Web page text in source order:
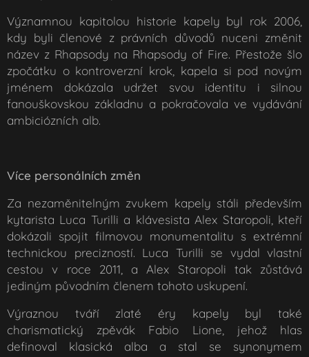
Významnou kapitolou historie kapely byl rok 2006,
kdy byli členové z právních důvodů nuceni změnit
název z Rhapsody na Rhapsody of Fire. Přestože šlo
zpočátku o kontroverzní krok, kapela si pod novým
jménem dokázala udržet svou identitu i silnou
fanouškovskou základnu a pokračovala ve vydávání
ambiciózních alb.
Více personálních změn
Za nezaměnitelným zvukem kapely stáli především
kytarista Luca Turilli a klávesista Alex Staropoli, kteří
dokázali spojit filmovou monumentalitu s extrémní
technickou precizností. Luca Turilli se vydal vlastní
cestou v roce 2011, a Alex Staropoli tak zůstává
jediným původním členem tohoto uskupení.
Výraznou tváří zlaté éry kapely byl také
charismatický zpěvák Fabio Lione, jehož hlas
definoval klasická alba a stal se synonymem